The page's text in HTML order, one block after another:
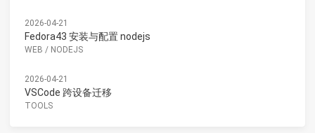
2026-04-21
Fedora43 安装与配置 nodejs
WEB / NODEJS
2026-04-21
VSCode 跨设备迁移
TOOLS